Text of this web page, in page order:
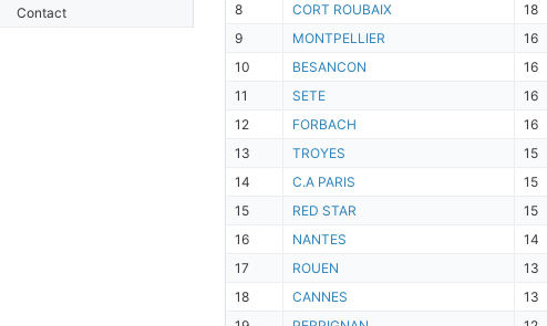
Contact
8
CORT ROUBAIX 18
9
MONTPELLIER 16
10
BESANCON 16
11
SETE 16
12
FORBACH 16
13
TROYES 15
14
C.A PARIS 15
15
RED STAR 15
16
NANTES 14
17
ROUEN 13
18
CANNES 13